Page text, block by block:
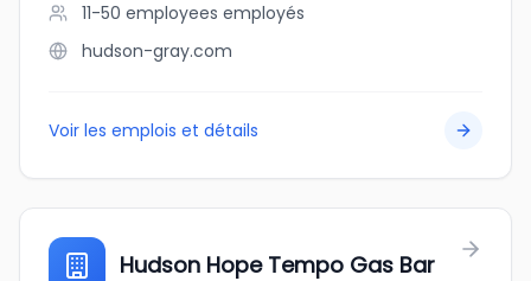
11-50 employees employés
hudson-gray.com
Voir les emplois et détails
Hudson Hope Tempo Gas Bar